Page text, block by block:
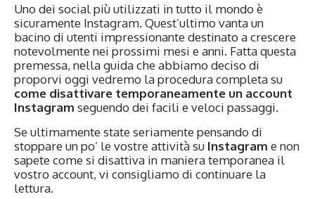
Uno dei social più utilizzati in tutto il mondo è
sicuramente Instagram. Quest’ultimo vanta un
bacino di utenti impressionante destinato a crescere
notevolmente nei prossimi mesi e anni. Fatta questa
premessa, nella guida che abbiamo deciso di
proporvi oggi vedremo la procedura completa su
come disattivare temporaneamente un account
Instagram seguendo dei facili e veloci passaggi.
Se ultimamente state seriamente pensando di
stoppare un po’ le vostre attività su Instagram e non
sapete come si disattiva in maniera temporanea il
vostro account, vi consigliamo di continuare la
lettura.